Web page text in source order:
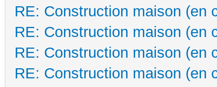
RE: Construction maison (en
RE: Construction maison (en
RE: Construction maison (en
RE: Construction maison (en